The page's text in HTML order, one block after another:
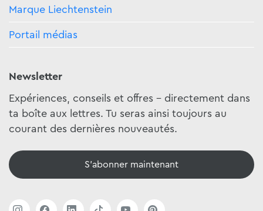
Marque Liechtenstein
Portail médias
Newsletter
Expériences, conseils et offres - directement dans
ta boîte aux lettres. Tu seras ainsi toujours au
courant des dernières nouveautés.
S'abonner maintenant